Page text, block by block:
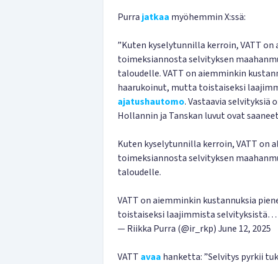
Purra jatkaa myöhemmin X:ssä:
”Kuten kyselytunnilla kerroin, VATT
toimeksiannosta selvityksen
taloudelle. VATT on aiemminkin
haarukoinut, mutta toistaiseksi
ajatushautomo. Vastaavia selvityksiä
Hollannin ja Tanskan luvut ovat
Kuten kyselytunnilla kerroin, VATT
toimeksiannosta selvityksen
taloudelle.
VATT on aiemminkin kustannuksia
toistaiseksi laajimmista selvityksistä…
— Riikka Purra (@ir_rkp)June 12, 2025
VATT avaa hanketta: ”Selvitys pyrkii